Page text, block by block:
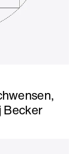
,
Becker